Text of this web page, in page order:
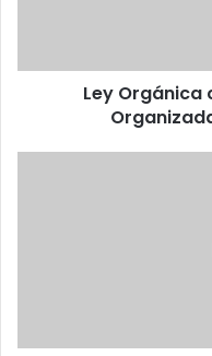
Ley Orgánica
Ingeniería